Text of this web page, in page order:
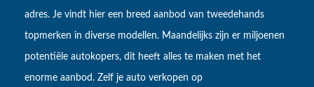
adres. Je vindt hier een breed aanbod van tweedehands
topmerken in diverse modellen. Maandelijks zijn er miljoenen
potentiële autokopers, dit heeft alles te maken met het
enorme aanbod. Zelf je auto verkopen op